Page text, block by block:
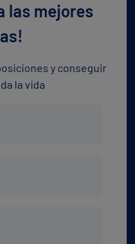
las mejores
y conseguir
la vida